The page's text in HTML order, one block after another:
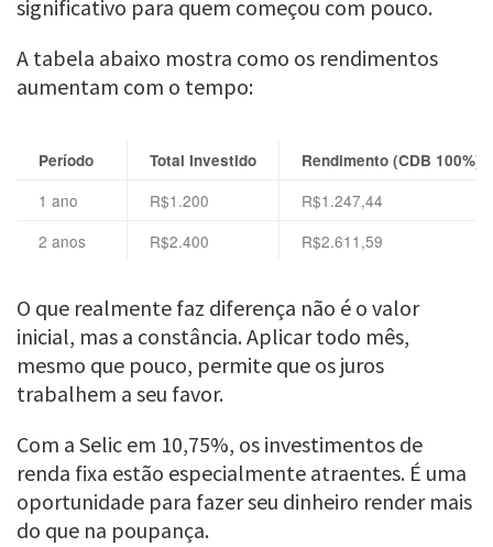
significativo para quem começou com pouco.
A tabela abaixo mostra como os rendimentos
aumentam com o tempo:
Período Total Investido Rendimento (CDB 100%)
1 ano R$1.200
R$1.247,44
2 anos
R$2.400 R$2.611,59
O que realmente faz diferença não é o valor
inicial, mas a constância. Aplicar todo mês,
mesmo que pouco, permite que os juros
trabalhem a seu favor.
Com a Selic em 10,75%, os investimentos de
renda fixa estão especialmente atraentes. É uma
oportunidade para fazer seu dinheiro render mais
do que na poupança.